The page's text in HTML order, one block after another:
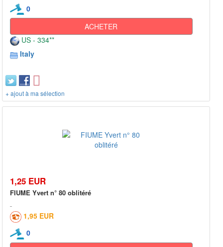
0
ACHETER
US - 334**
Italy
+ ajout à ma sélection
1,25 EUR
FIUME Yvert n° 80 oblitéré
1,95 EUR
0